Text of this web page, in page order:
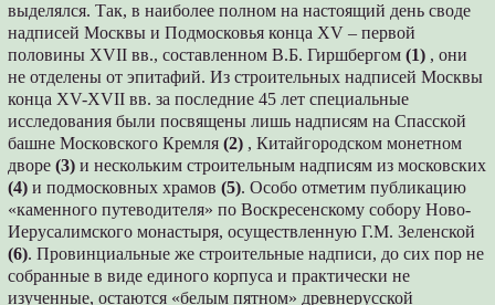
выделялся. Так, в наиболее полном на настоящий день своде
надписей Москвы и Подмосковья конца XV – первой
половины XVII вв., составленном В.Б. Гиршбергом(1) , они
не отделены от эпитафий. Из строительных надписей Москвы
конца XV-XVII вв. за последние 45 лет специальные
исследования были посвящены лишь надписям на Спасской
башне Московского Кремля(2) , Китайгородском монетном
дворе(3) и нескольким строительным надписям из московских
(4) и подмосковных храмов(5). Особо отметим публикацию
«каменного путеводителя» по Воскресенскому собору Ново-
Иерусалимского монастыря, осуществленную Г.М. Зеленской
(6). Провинциальные же строительные надписи, до сих пор не
собранные в виде единого корпуса и практически не
изученные, остаются «белым пятном» древнерусской